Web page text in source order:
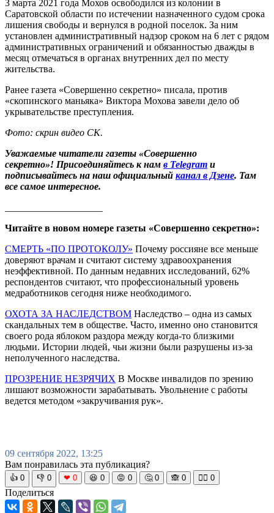
3 марта 2021 года Мохов освободился из колонии в
Саратовской области по истечении назначенного судом срока
лишения свободы и вернулся в родной поселок. За ним
установлен административный надзор сроком на 6 лет с рядом
административных ограничений и обязанностью дважды в
месяц отмечаться в органах внутренних дел по месту
жительства.
Ранее газета «Совершенно секретно» писала, против
«скопинского маньяка» Виктора Мохова завели дело об
укрывательстве преступления.
Фото: скрин видео СК.
Уважаемые читатели газеты «Совершенно
секретно»! Присоединяйтесь к нам в Telegram и
подписывайтесь на наш официальный канал в Дзене. Там
все самое интересное.
Читайте в новом номере газеты «Совершенно секретно»:
СМЕРТЬ «ПО ПРОТОКОЛУ» Почему россияне все меньше
доверяют врачам и считают систему здравоохранения
неэффективной. По данным недавних исследований, 62%
респондентов считают, что профессиональный уровень
медработников сегодня ниже необходимого.
ОХОТА ЗА НАСЛЕДСТВОМ Наследство – одна из самых
скандальных тем в обществе. Часто, именно оно становится
своего рода яблоком раздора между когда-то близкими
людьми. Истории людей, чьи жизни были разрушены из-за
неполученного наследства.
ПРОЗРЕНИЕ НЕЗРЯЧИХ В Москве инвалидов по зрению
лишают возможности зарабатывать. Увольнение с работы
ведется методом «закручивания рук».
09 сентября 2022, 13:25
Вам понравилась эта публикация?
👍 0 👎 0 ❤ 0 😆 0 😡 0 🤔 0 🙈 0 🧘‍♀️ 0
Поделиться